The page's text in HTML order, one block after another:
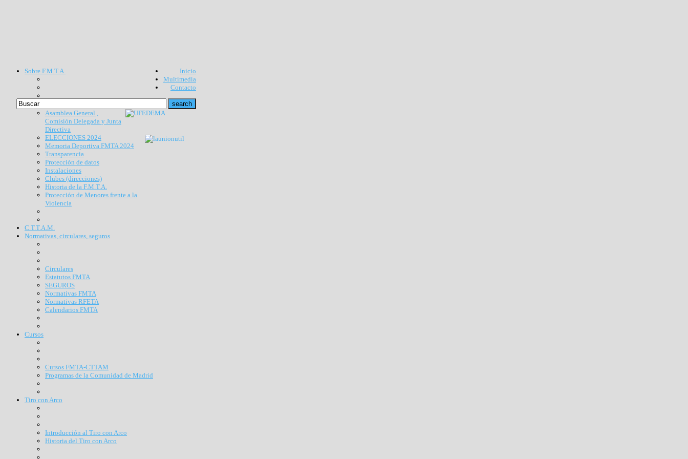
Inicio
Multimedia
Contacto
Sobre F.M.T.A.
Asamblea General ,
Comisión Delegada y Junta
Directiva
ELECCIONES 2024
Memoria Deportiva FMTA 2024
Transparencia
Protección de datos
Instalaciones
Clubes (direcciones)
Historia de la F.M.T.A.
Protección de Menores frente a la
Violencia
C.T.T.A.M.
Normativas, circulares, seguros
Circulares
Estatutos FMTA
SEGUROS
Normativas FMTA
Normativas RFETA
Calendarios FMTA
Cursos
Cursos FMTA-CTTAM
Programas de la Comunidad de Madrid
Tiro con Arco
Introducción al Tiro con Arco
Historia del Tiro con Arco